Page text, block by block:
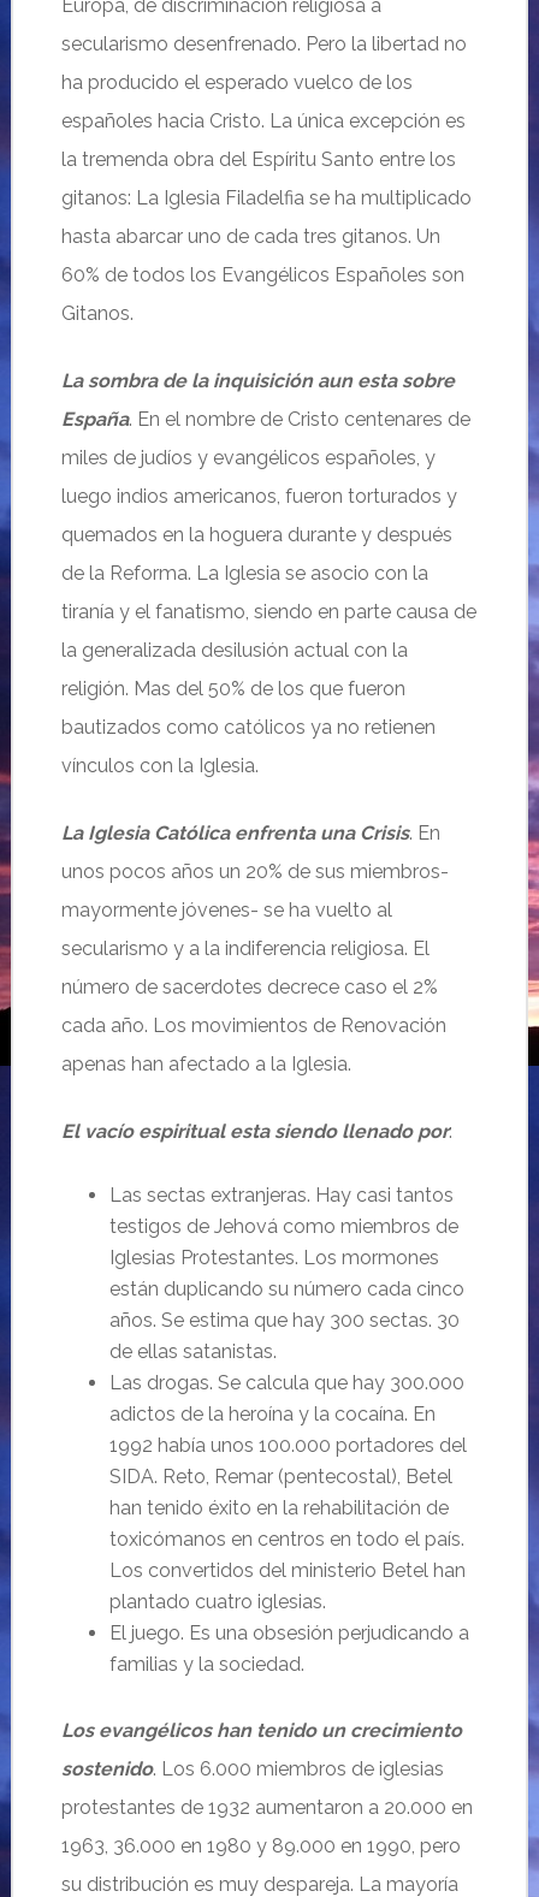
Europa, de discriminación religiosa a
secularismo desenfrenado. Pero la libertad no
ha producido el esperado vuelco de los
españoles hacia Cristo. La única excepción es
la tremenda obra del Espíritu Santo entre los
gitanos: La Iglesia Filadelfia se ha multiplicado
hasta abarcar uno de cada tres gitanos. Un
60% de todos los Evangélicos Españoles son
Gitanos.
La sombra de la inquisición aun esta sobre
España. En el nombre de Cristo centenares de
miles de judíos y evangélicos españoles, y
luego indios americanos, fueron torturados y
quemados en la hoguera durante y después
de la Reforma. La Iglesia se asocio con la
tiranía y el fanatismo, siendo en parte causa de
la generalizada desilusión actual con la
religión. Mas del 50% de los que fueron
bautizados como católicos ya no retienen
vínculos con la Iglesia.
La Iglesia Católica enfrenta una Crisis. En
unos pocos años un 20% de sus miembros-
mayormente jóvenes- se ha vuelto al
secularismo y a la indiferencia religiosa. El
número de sacerdotes decrece caso el 2%
cada año. Los movimientos de Renovación
apenas han afectado a la Iglesia.
El vacío espiritual esta siendo llenado por:
Las sectas extranjeras. Hay casi tantos
testigos de Jehová como miembros de
Iglesias Protestantes. Los mormones
están duplicando su número cada cinco
años. Se estima que hay 300 sectas. 30
de ellas satanistas.
Las drogas. Se calcula que hay 300.000
adictos de la heroína y la cocaína. En
1992 había unos 100.000 portadores del
SIDA. Reto, Remar (pentecostal), Betel
han tenido éxito en la rehabilitación de
toxicómanos en centros en todo el país.
Los convertidos del ministerio Betel han
plantado cuatro iglesias.
El juego. Es una obsesión perjudicando a
familias y la sociedad.
Los evangélicos han tenido un crecimiento
sostenido. Los 6.000 miembros de iglesias
protestantes de 1932 aumentaron a 20.000 en
1963, 36.000 en 1980 y 89.000 en 1990, pero
su distribución es muy despareja. La mayoría